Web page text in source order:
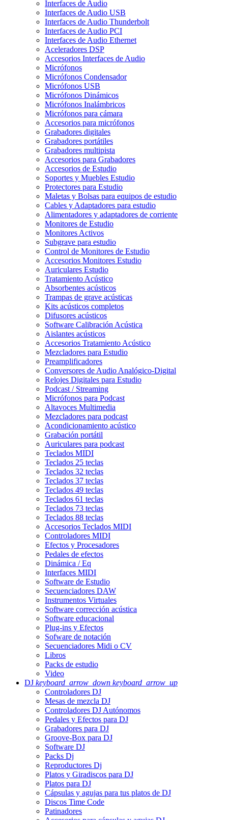
Interfaces de Audio
Interfaces de Audio USB
Interfaces de Audio Thunderbolt
Interfaces de Audio PCI
Interfaces de Audio Ethernet
Aceleradores DSP
Accesorios Interfaces de Audio
Micrófonos
Micrófonos Condensador
Micrófonos USB
Micrófonos Dinámicos
Micrófonos Inalámbricos
Micrófonos para cámara
Accesorios para micrófonos
Grabadores digitales
Grabadores portátiles
Grabadores multipista
Accesorios para Grabadores
Accesorios de Estudio
Soportes y Muebles Estudio
Protectores para Estudio
Maletas y Bolsas para equipos de estudio
Cables y Adaptadores para estudio
Alimentadores y adaptadores de corriente
Monitores de Estudio
Monitores Activos
Subgrave para estudio
Control de Monitores de Estudio
Accesorios Monitores Estudio
Auriculares Estudio
Tratamiento Acústico
Absorbentes acústicos
Trampas de grave acústicas
Kits acústicos completos
Difusores acústicos
Software Calibración Acústica
Aislantes acústicos
Accesorios Tratamiento Acústico
Mezcladores para Estudio
Preamplificadores
Conversores de Audio Analógico-Digital
Relojes Digitales para Estudio
Podcast / Streaming
Micrófonos para Podcast
Altavoces Multimedia
Mezcladores para podcast
Acondicionamiento acústico
Grabación portátil
Auriculares para podcast
Teclados MIDI
Teclados 25 teclas
Teclados 32 teclas
Teclados 37 teclas
Teclados 49 teclas
Teclados 61 teclas
Teclados 73 teclas
Teclados 88 teclas
Accesorios Teclados MIDI
Controladores MIDI
Efectos y Procesadores
Pedales de efectos
Dinámica / Eq
Interfaces MIDI
Software de Estudio
Secuenciadores DAW
Instrumentos Virtuales
Software corrección acústica
Software educacional
Plug-ins y Efectos
Sofware de notación
Secuenciadores Midi o CV
Libros
Packs de estudio
Video
DJ keyboard_arrow_down keyboard_arrow_up
Controladores DJ
Mesas de mezcla DJ
Controladores DJ Autónomos
Pedales y Efectos para DJ
Grabadores para DJ
Groove-Box para DJ
Software DJ
Packs Dj
Reproductores Dj
Platos y Giradiscos para DJ
Platos para DJ
Cápsulas y agujas para tus platos de DJ
Discos Time Code
Patinadores